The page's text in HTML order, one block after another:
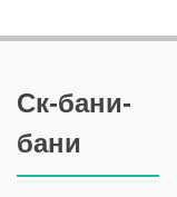
Ск-бани-
бани